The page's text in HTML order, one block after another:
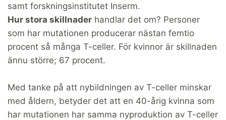
samt forskningsinstitutet Inserm.
Hur stora skillnader handlar det om? Personer
som har mutationen producerar nästan femtio
procent så många T-celler. För kvinnor är skillnaden
ännu större; 67 procent.
Med tanke på att nybildningen av T-celler minskar
med åldern, betyder det att en 40-årig kvinna som
har mutationen har samma nyproduktion av T-celler